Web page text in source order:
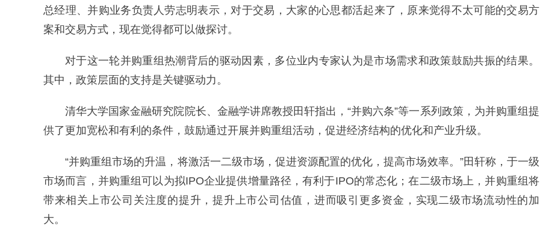
总经理、并购业务负责人劳志明表示，对于交易，大家的心思都活起来了，原来觉得不太可能的交易方
案和交易方式，现在觉得都可以做探讨。
对于这一轮并购重组热潮背后的驱动因素，多位业内专家认为是市场需求和政策鼓励共振的结果。
其中，政策层面的支持是关键驱动力。
清华大学国家金融研究院院长、金融学讲席教授田轩指出，“并购六条”等一系列政策，为并购重组提
供了更加宽松和有利的条件，鼓励通过开展并购重组活动，促进经济结构的优化和产业升级。
“并购重组市场的升温，将激活一二级市场，促进资源配置的优化，提高市场效率。”田轩称，于一级
市场而言，并购重组可以为拟IPO企业提供增量路径，有利于IPO的常态化；在二级市场上，并购重组将
带来相关上市公司关注度的提升，提升上市公司估值，进而吸引更多资金，实现二级市场流动性的加
大。